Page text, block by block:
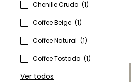
Chenille Crudo (1)
Coffee Beige (1)
Coffee Natural (1)
Coffee Tostado (1)
Ver todos